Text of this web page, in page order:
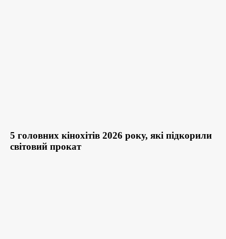
5 головних кінохітів 2026 року, які підкорили
світовий прокат